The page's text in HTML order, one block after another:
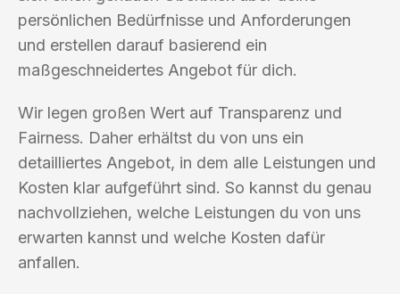
persönlichen Bedürfnisse und Anforderungen
und erstellen darauf basierend ein
maßgeschneidertes Angebot für dich.
Wir legen großen Wert auf Transparenz und
Fairness. Daher erhältst du von uns ein
detailliertes Angebot, in dem alle Leistungen und
Kosten klar aufgeführt sind. So kannst du genau
nachvollziehen, welche Leistungen du von uns
erwarten kannst und welche Kosten dafür
anfallen.